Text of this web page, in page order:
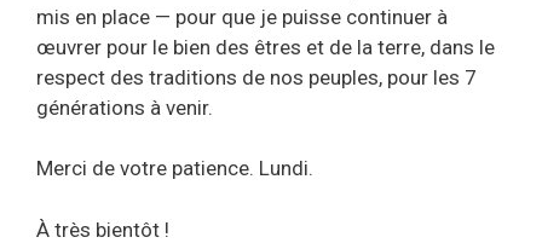
mis en place — pour que je puisse continuer à
œuvrer pour le bien des êtres et de la terre, dans le
respect des traditions de nos peuples, pour les 7
générations à venir.
Merci de votre patience. Lundi.
À très bientôt !